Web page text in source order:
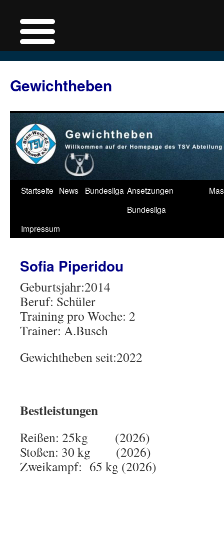
springen
Gewichtheben
Startseite News Bundesliga Ansetzungen
Bundesliga
Impressum
Sofia Piperidou
Beruf: Schüler
Training pro Woche: 2
Trainer: A.Busch
Gewichtheben seit:2022
Bestleistungen
Reißen: 25kg (2026)
Stoßen: 30 kg (2026)
Zweikampf: 65 kg (2026)